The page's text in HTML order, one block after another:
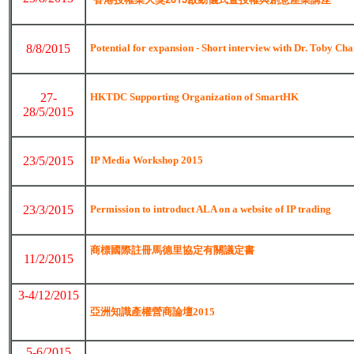
8/8/2015 Potential for expansion - Short interview with Dr. Toby
27-
28/5/2015
HKTDC Supporting Organization of SmartHK
23/5/2015 IP Media Workshop 2015
23/3/2015 Permission to introduct ALA on a website of IP trading
11/2/2015
商標國際註冊馬德里協定有關議定書
3-4/12/2015
亞洲知識產權營商論壇2015